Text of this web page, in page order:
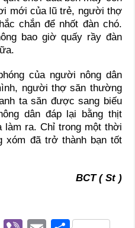
mới của lũ trẻ, người thợ
chắn để nhốt đàn chó.
bao giờ quấy rầy đàn
của người nông dân
người thợ săn thường
ta săn được sang biếu
dân đáp lại bằng thịt
làm ra. Chỉ trong một thời
xóm đã trở thành bạn tốt
BCT ( St )